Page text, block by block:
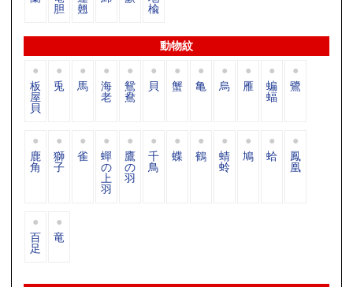
胆 翹 楡
動物紋
板
屋
貝
兎 馬 海
老
鴛
鴦
貝 蟹 亀 烏 雁 蝙
蝠
鷺
鹿
角
獅
子
雀 蟬
の
上
羽
鷹
の
羽
千
鳥
蝶 鶴 蜻
蛉
鳩 蛤 鳳
凰
百
足
竜